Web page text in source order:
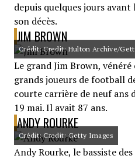
depuis quelques jours
son décès.
JIM BROWN
Crédit: Credit: Hulton Archive/
Le grand Jim Brown,
grands joueurs de football
courte carrière de neuf ans
19 mai. Il avait 87 ans.
ANDY ROURKE
Crédit: Credit: Getty Images
Andy Rourke, le bassiste